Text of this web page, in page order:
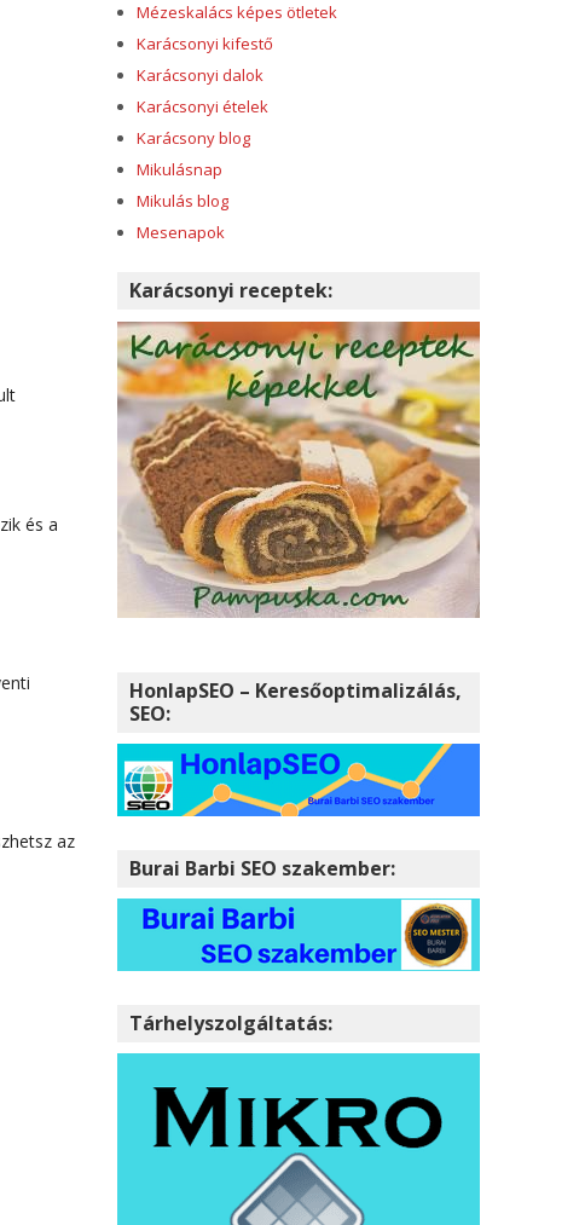
és a
az
Mézeskalács képes ötletek
Karácsonyi kifestő
Karácsonyi dalok
Karácsonyi ételek
Karácsony blog
Mikulásnap
Mikulás blog
Mesenapok
Karácsonyi receptek:
HonlapSEO – Keresőoptimalizálás,
SEO:
Burai Barbi SEO szakember:
Tárhelyszolgáltatás: